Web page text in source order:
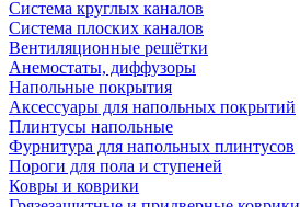
Система круглых каналов
Система плоских каналов
Вентиляционные решётки
Анемостаты, диффузоры
Напольные покрытия
Аксессуары для напольных покрытий
Плинтусы напольные
Фурнитура для напольных плинтусов
Пороги для пола и ступеней
Ковры и коврики